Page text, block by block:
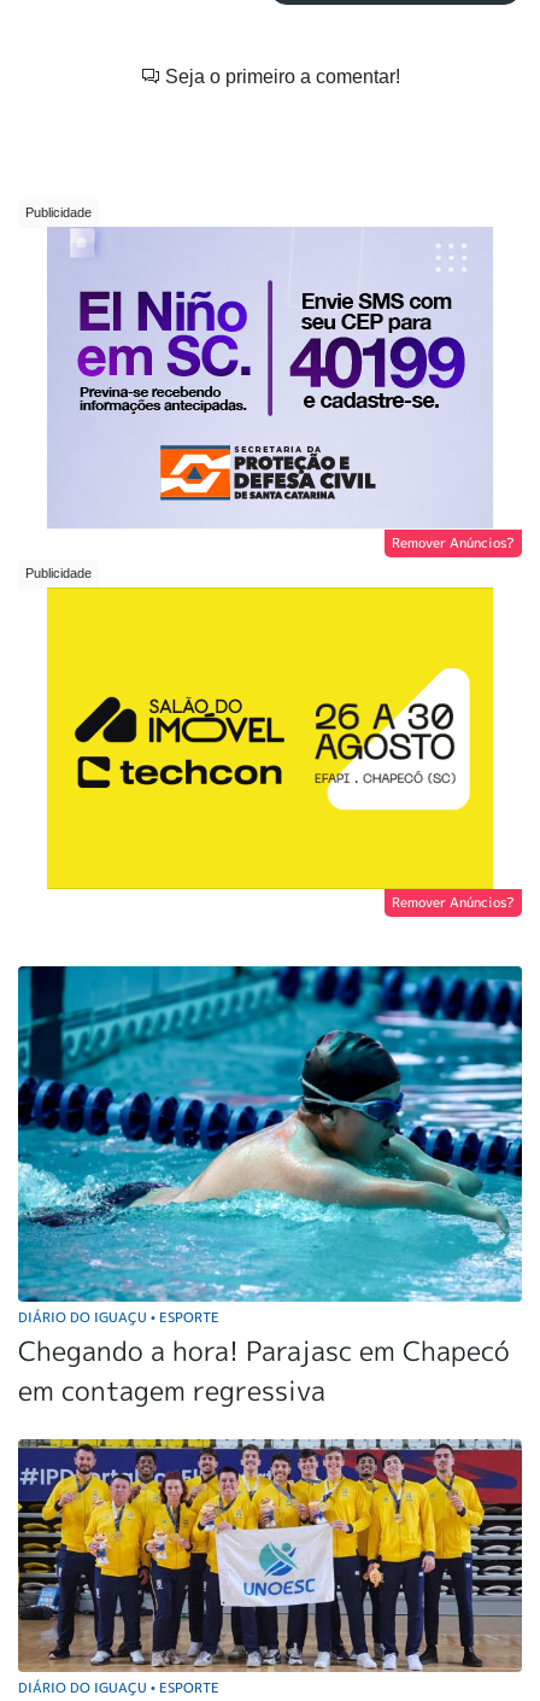
Seja o primeiro a comentar!
Remover Anúncios?
Remover Anúncios?
DIÁRIO DO IGUAÇU • ESPORTE
Chegando a hora! Parajasc em Chapecó
em contagem regressiva
DIÁRIO DO IGUAÇU • ESPORTE